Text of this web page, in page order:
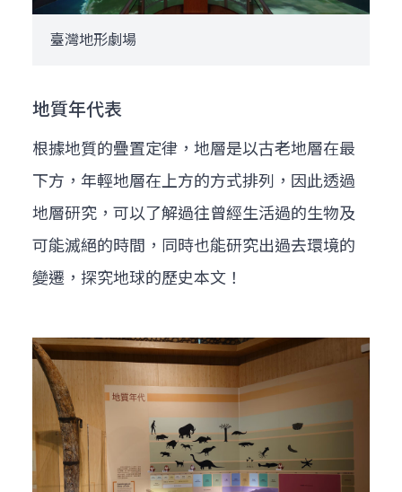
臺灣地形劇場
地質年代表
根據地質的疊置定律，地層是以古老地層在最
下方，年輕地層在上方的方式排列，因此透過
地層研究，可以了解過往曾經生活過的生物及
可能滅絕的時間，同時也能研究出過去環境的
變遷，探究地球的歷史本文！